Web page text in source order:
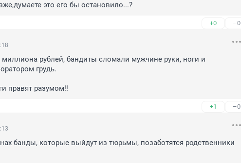
это его бы остановило...?
+0 –0
миллиона рублей, бандиты сломали мужчине руки, ноги и
грудь.
правят разумом!!
+1 –0
банды, которые выйдут из тюрьмы, позаботятся родственники